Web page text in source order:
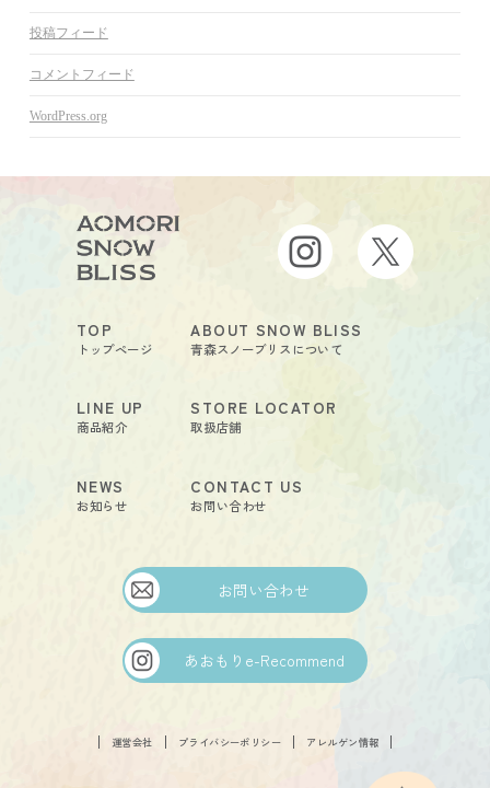
投稿フィード
コメントフィード
WordPress.org
TOP
トップページ
LINE UP
商品紹介
NEWS
お知らせ
ABOUT SNOW BLISS
青森スノーブリスについて
STORE LOCATOR
取扱店舗
CONTACT US
お問い合わせ
お問い合わせ
あおもりe-Recommend
運営会社 プライバシーポリシー アレルゲン情報